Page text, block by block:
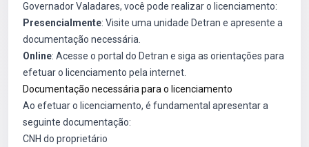
Governador Valadares, você pode realizar o licenciamento:
Presencialmente: Visite uma unidade Detran e apresente a
documentação necessária.
Online: Acesse o portal do Detran e siga as orientações para
efetuar o licenciamento pela internet.
Documentação necessária para o licenciamento
Ao efetuar o licenciamento, é fundamental apresentar a
seguinte documentação:
CNH do proprietário